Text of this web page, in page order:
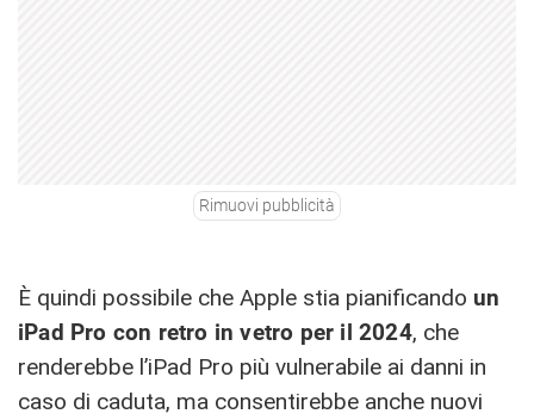
Rimuovi pubblicità
È quindi possibile che Apple stia pianificando un
‌iPad Pro‌ con retro in vetro per il 2024, che
renderebbe l’‌iPad Pro‌ più vulnerabile ai danni in
caso di caduta, ma consentirebbe anche nuovi